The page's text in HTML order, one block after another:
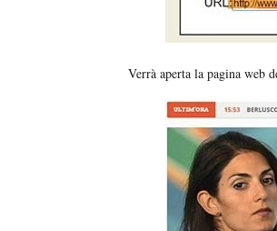
Verrà aperta la pagina web